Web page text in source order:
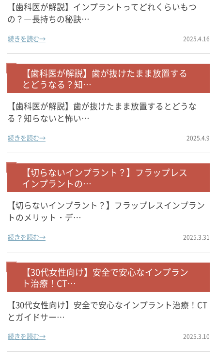
【歯科医が解説】インプラントってどれくらいもつ
の？―長持ちの秘訣…
続きを読む→ 2025.4.16
【歯科医が解説】歯が抜けたまま放置する
とどうなる？知…
【歯科医が解説】歯が抜けたまま放置するとどうな
る？知らないと怖い…
続きを読む→ 2025.4.9
【切らないインプラント？】フラップレス
インプラントの…
【切らないインプラント？】フラップレスインプラン
トのメリット・デ…
続きを読む→ 2025.3.31
【30代女性向け】安全で安心なインプラン
ト治療！CT…
【30代女性向け】安全で安心なインプラント治療！CT
とガイドサー…
続きを読む→ 2025.3.10